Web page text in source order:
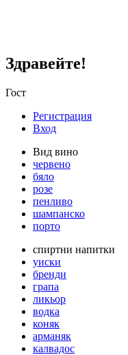
Здравейте!
Гост
Регистрация
Вход
Вид вино
червено
бяло
розе
пенливо
шампанско
порто
спиртни напитки
уиски
бренди
грапа
ликьор
водка
коняк
арманяк
калвадос